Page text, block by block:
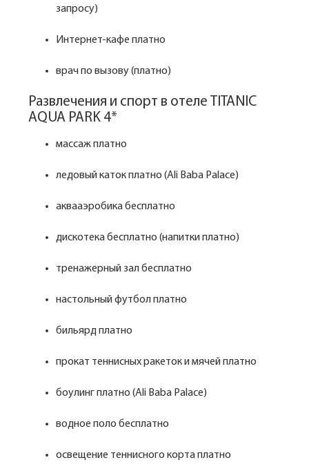
запросу)
Интернет-кафе платно
врач по вызову (платно)
Развлечения и спорт в отеле TITANIC
AQUA PARK 4*
массаж платно
ледовый каток платно (Ali Baba Palace)
аквааэробика бесплатно
дискотека бесплатно (напитки платно)
тренажерный зал бесплатно
настольный футбол платно
бильярд платно
прокат теннисных ракеток и мячей платно
боулинг платно (Ali Baba Palace)
водное поло бесплатно
освещение теннисного корта платно